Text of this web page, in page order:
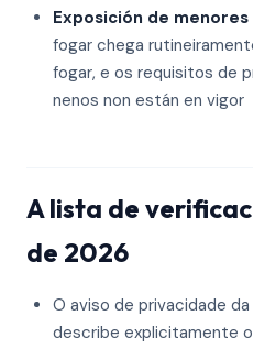
Exposición de menores
fogar chega
fogar, e os requisitos de
nenos non están en vigor
A lista de
de 2026
O aviso de privacidade
describe explicitamente